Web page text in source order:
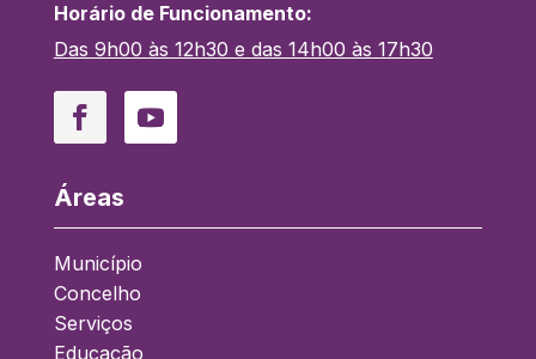
Horário de Funcionamento:
Das 9h00 às 12h30 e das 14h00 às 17h30
FacebookYouTube
Áreas
Município
Concelho
Serviços
Educação